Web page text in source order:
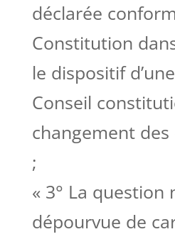
déclarée
Constitution
le dispositif
Conseil
changement
;
« 3° La question
dépourvue de